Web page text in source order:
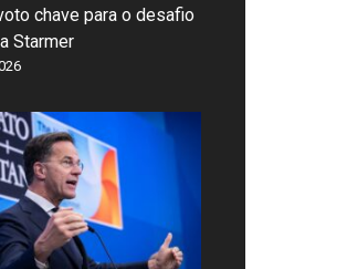
chave para o desafio
Starmer